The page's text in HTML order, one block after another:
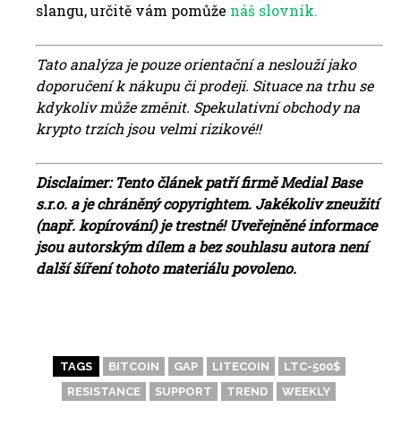
slangu, určitě vám pomůže náš slovník.
Tato analýza je pouze orientační a neslouží jako
doporučení k nákupu či prodeji. Situace na trhu se
kdykoliv může změnit. Spekulativní obchody na
krypto trzích jsou velmi rizikové!!
Disclaimer: Tento článek patří firmě Medial Base
s.r.o. a je chráněný copyrightem. Jakékoliv zneužití
(např. kopírování) je trestné!Uveřejněné informace
jsou autorským dílem a bez souhlasu autora není
další šíření tohoto materiálu povoleno.
TAGS BITCOIN GAP LITECOIN
LTC-500$
RESISTANCE
SUPPORT TREND WEEKLY